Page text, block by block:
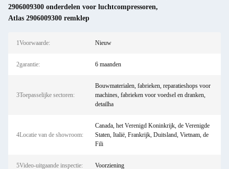
2906009300 onderdelen voor luchtcompressoren,
Atlas 2906009300 remklep
1Voorwaarde: Nieuw
2garantie: 6 maanden
3Toepasselijke sectoren:
Bouwmaterialen, fabrieken, reparatieshops voor
machines, fabrieken voor voedsel en dranken,
detailha
4Locatie van de showroom:
Canada, het Verenigd Koninkrijk, de Verenigde
Staten, Italië, Frankrijk, Duitsland, Vietnam, de
Fili
5Video-uitgaande inspectie: Voorziening